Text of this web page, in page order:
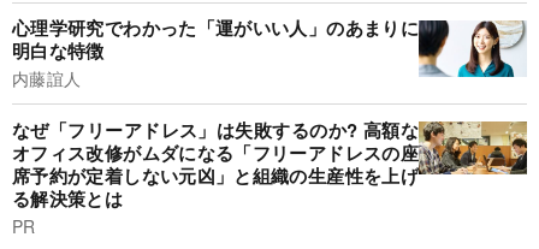
心理学研究でわかった「運がいい人」のあまりに
明白な特徴
内藤誼人
なぜ「フリーアドレス」は失敗するのか? 高額な
オフィス改修がムダになる「フリーアドレスの座
席予約が定着しない元凶」と組織の生産性を上げ
る解決策とは
PR